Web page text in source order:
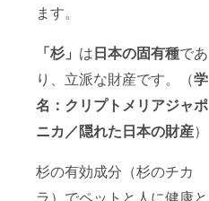
ます。
「杉」 は日本の固有種であ
り、立派な財産です。（学
名：クリプトメリアジャポ
ニカ／隠れた日本の財産）
杉の有効成分（杉のチカ